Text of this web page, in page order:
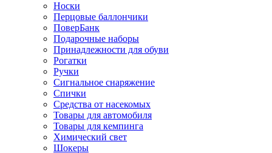
Носки
Перцовые баллончики
ПоверБанк
Подарочные наборы
Принадлежности для обуви
Рогатки
Ручки
Сигнальное снаряжение
Спички
Средства от насекомых
Товары для автомобиля
Товары для кемпинга
Химический свет
Шокеры